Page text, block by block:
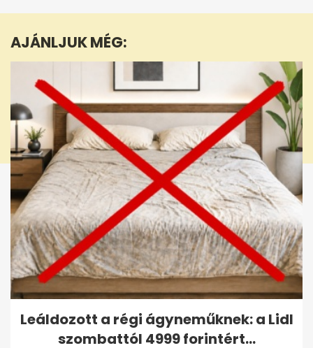
1
14
seconds
AJÁNLJUK MÉG:
Leáldozott a régi ágyneműknek: a Lidl
szombattól 4999 forintért...